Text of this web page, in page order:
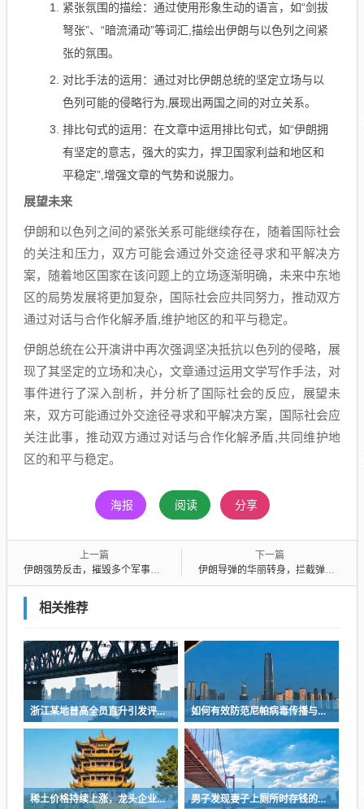
紧张氛围的描绘：通过使用形象生动的语言，如“剑拔
弩张”、“暗流涌动”等词汇,描绘出伊朗与以色列之间紧
张的氛围。
对比手法的运用：通过对比伊朗总统的坚定立场与以
色列可能的侵略行为,展现出两国之间的对立关系。
排比句式的运用：在文章中运用排比句式，如“伊朗拥
有坚定的意志，强大的实力，捍卫国家利益和地区和
平稳定”,增强文章的气势和说服力。
展望未来
伊朗和以色列之间的紧张关系可能继续存在，随着国际社会
的关注和压力，双方可能会通过外交途径寻求和平解决方
案，随着地区国家在该问题上的立场逐渐明确，未来中东地
区的局势发展将更加复杂，国际社会应共同努力，推动双方
通过对话与合作化解矛盾,维护地区的和平与稳定。
伊朗总统在公开演讲中再次强调坚决抵抗以色列的侵略，展
现了其坚定的立场和决心，文章通过运用文学写作手法，对
事件进行了深入剖析，并分析了国际社会的反应，展望未
来，双方可能通过外交途径寻求和平解决方案，国际社会应
关注此事，推动双方通过对话与合作化解矛盾,共同维护地
区的和平与稳定。
海报 阅读 分享
上一篇
伊朗强势反击，摧毁多个军事设施及战略阵地，展现不屈不挠的国防力量
下一篇
伊朗导弹的华丽转身，拦截弹失效，精准命中地面目标
相关推荐
浙江某地普高全员直升引发评论热议 如何有效防范尼帕病毒传播与感染？
稀土价格持续上涨，龙头企业成功扭亏为盈 男子发现妻子上厕所时存钱的秘密，每天存下千元的习惯